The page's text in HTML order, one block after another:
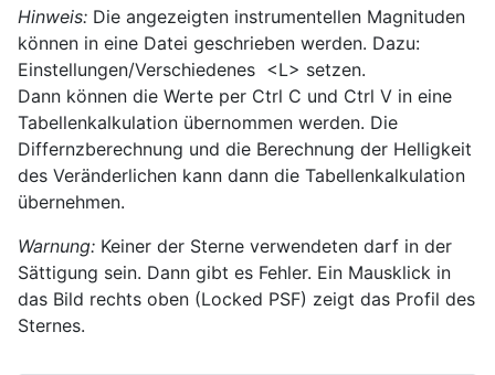
Hinweis: Die angezeigten instrumentellen Magnituden
können in eine Datei geschrieben werden. Dazu:
Einstellungen/Verschiedenes <L> setzen.
Dann können die Werte per Ctrl C und Ctrl V in eine
Tabellenkalkulation übernommen werden. Die
Differnzberechnung und die Berechnung der Helligkeit
des Veränderlichen kann dann die Tabellenkalkulation
übernehmen.
Warnung: Keiner der Sterne verwendeten darf in der
Sättigung sein. Dann gibt es Fehler. Ein Mausklick in
das Bild rechts oben (Locked PSF) zeigt das Profil des
Sternes.